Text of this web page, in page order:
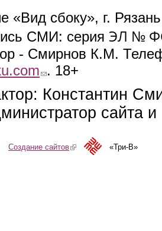
«Вид сбоку», г.
СМИ: серия ЭЛ №
- Смирнов К.М.
(link sends e-mail)
. 18+
Константин
сайта
Создание сайтов(link is external)«Три-В»